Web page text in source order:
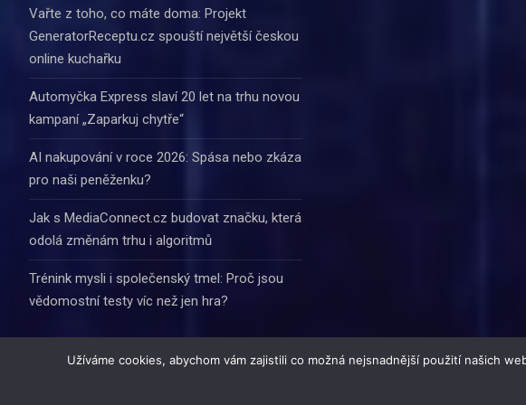
Vařte z toho, co máte doma: Projekt
GeneratorReceptu.cz spouští největší českou
online kuchařku
Automyčka Express slaví 20 let na trhu novou
kampaní „Zaparkuj chytře“
AI nakupování v roce 2026: Spása nebo zkáza
pro naši peněženku?
Jak s MediaConnect.cz budovat značku, která
odolá změnám trhu i algoritmů
Trénink mysli i společenský tmel: Proč jsou
vědomostní testy víc než jen hra?
© 2016 - 2024 Informacni-Buletin.cz | člen
Užíváme cookies, abychom vám zajistili co možná nejsnadnější použití našich